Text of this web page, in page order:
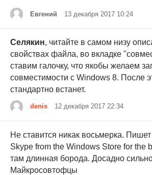
Евгений 13 декабря 2017 10:24
Селякин, читайте в самом низу
свойствах файла, во вкладке
ставим галочку, что якобы желаем
совместимости с Windows 8. После
стандартно встанет.
denis 12 декабря 2017 22:34
Не ставится никак восьмерка. Пишет
Skype from the Windows Store for the
там длинная борода. Досадно
Майкросовтофцы